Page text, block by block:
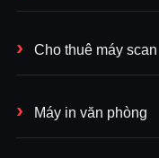
Cho thuê máy scan
Máy in văn phòng